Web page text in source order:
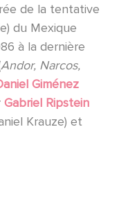
de la tentative
du Mexique
à la dernière
Andor, Narcos,
Giménez
Gabriel Ripstein
Krauze) et